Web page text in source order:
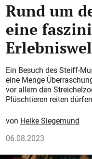
Rund um
eine
Ein Besuch des Steiff-
eine Menge
vor allem den
Plüschtieren reiten
Heike Siegemund
06.08.2023